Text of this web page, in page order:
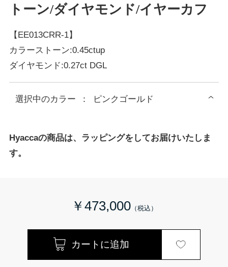
トーン/ダイヤモンド/イヤーカフ
【EE013CRR-1】
カラーストーン:0.45ctup
ダイヤモンド:0.27ct DGL
選択中のカラー ： ピンクゴールド
Hyaccaの商品は、ラッピングをしてお届けいたしま
す。
￥473,000